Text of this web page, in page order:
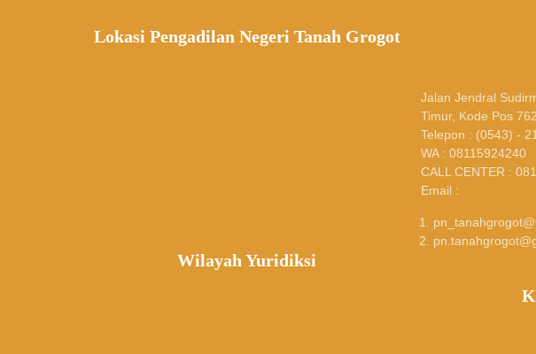
Lokasi Pengadilan Negeri Tanah Grogot
Wilayah Yuridiksi
Jalan Jendral
Timur, Kode Pos
Telepon : (0543) -
WA : 08115924240
CALL CENTER :
Email :